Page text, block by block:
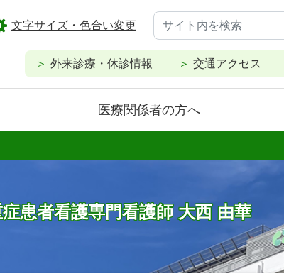
文字サイズ・色合い変更
外来診療・休診情報 交通アクセス
医療関係者の方へ
患者看護専門看護師 大西 由華